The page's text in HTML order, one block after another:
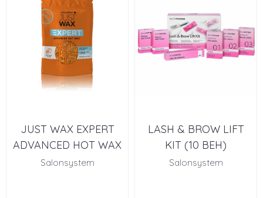
JUST WAX EXPERT
ADVANCED HOT WAX
CREAM 700G
Salonsystem
LASH & BROW LIFT
KIT (10 BEH)
Salonsystem